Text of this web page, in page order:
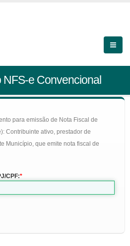
e Convencional
para emissão de Nota Fiscal de
Contribuinte ativo, prestador de
Município, que emite nota fiscal de
CPF: